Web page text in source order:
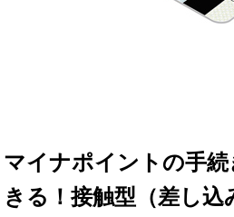
マイナポイントの手
きる！接触型（差し